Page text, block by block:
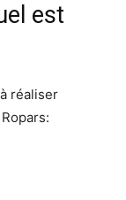
est
réaliser